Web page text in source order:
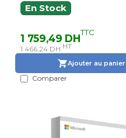
En Stock
1 759,49 DHTTC
1 466,24 DH HT
Ajouter au panier
Comparer